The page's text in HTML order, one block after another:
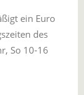
ein Euro
des
So 10-16